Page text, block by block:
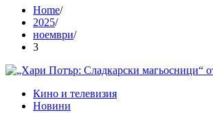
Home
2025
ноември
3
Кино и телевизия
Новини